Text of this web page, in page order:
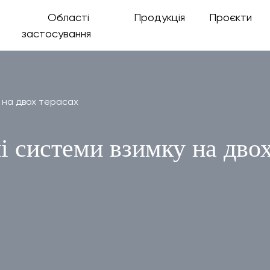
Області
застосування
Продукція Проєкти
на двох терасах
системи взимку на